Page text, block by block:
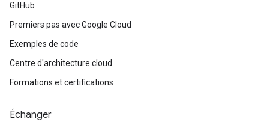
GitHub
Premiers pas avec Google Cloud
Exemples de code
Centre d'architecture cloud
Formations et certifications
Échanger